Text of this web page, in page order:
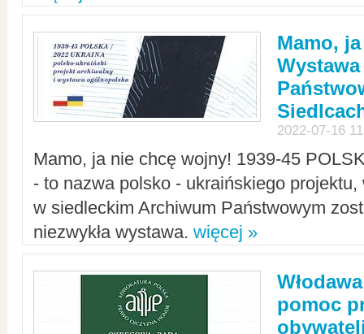
Mamo,
2022-07-16
Mamo, ja nie chcę wojny! 1939-45
- to nazwa polsko - ukraińskiego
w siedleckim Archiwum Państwowym
niezwykła wystawa. więcej »
pomoc